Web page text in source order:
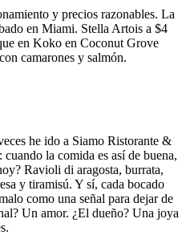
y precios razonables. La
en Miami. Stella Artois a $4
en Koko en Coconut Grove
camarones y salmón.
he ido a Siamo Ristorante &
la comida es así de buena,
Ravioli di aragosta, burrata,
y tiramisú. Y sí, cada bocado
como una señal para dejar de
Un amor. ¿El dueño? Una joya